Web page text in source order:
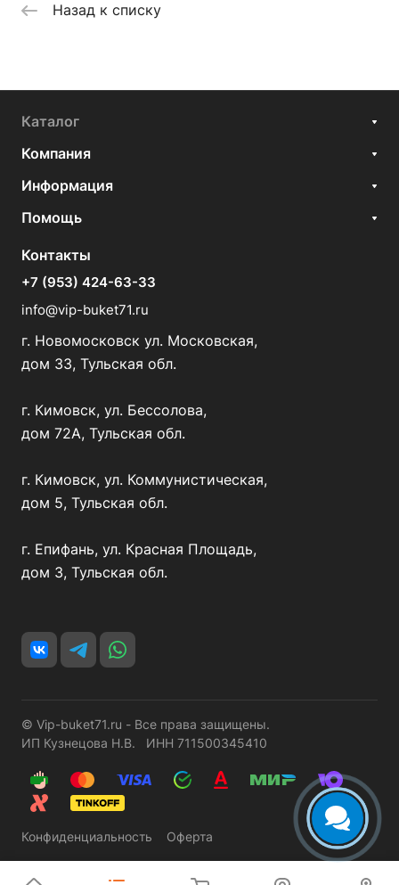
Назад к списку
Каталог
Компания
Информация
Помощь
Контакты
+7 (953) 424-63-33
info@vip-buket71.ru
г. Новомосковск ул. Московская,
дом 33, Тульская обл.
г. Кимовск, ул. Бессолова,
дом 72А, Тульская обл.
г. Кимовск, ул. Коммунистическая,
дом 5, Тульская обл.
г. Епифань, ул. Красная Площадь,
дом 3, Тульская обл.
© Vip-buket71.ru - Все права защищены.
ИП Кузнецова Н.В. ИНН 711500345410
Конфиденциальность Оферта